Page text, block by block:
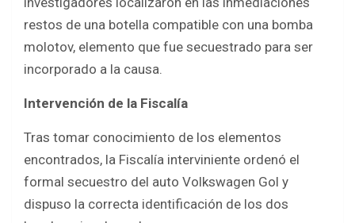
restos de una botella compatible con una bomba
molotov, elemento que fue secuestrado para ser
incorporado a la causa.
Intervención de la Fiscalía
Tras tomar conocimiento de los elementos
encontrados, la Fiscalía interviniente ordenó el
formal secuestro del auto Volkswagen Gol y
dispuso la correcta identificación de los dos